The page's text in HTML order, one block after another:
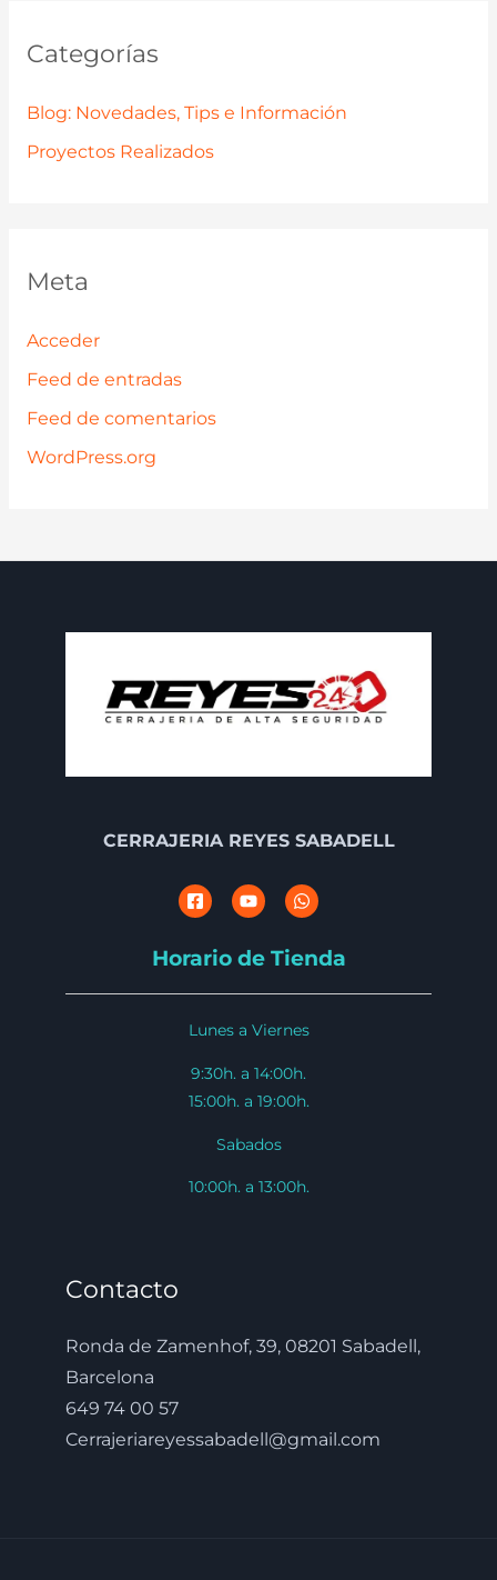
Categorías
Blog: Novedades, Tips e Información
Proyectos Realizados
Meta
Acceder
Feed de entradas
Feed de comentarios
WordPress.org
CERRAJERIA REYES SABADELL
Horario de Tienda
Lunes a Viernes
9:30h. a 14:00h.
15:00h. a 19:00h.
Sabados
10:00h. a 13:00h.
Contacto
Ronda de Zamenhof, 39, 08201 Sabadell,
Barcelona
649 74 00 57
Cerrajeriareyessabadell@gmail.com